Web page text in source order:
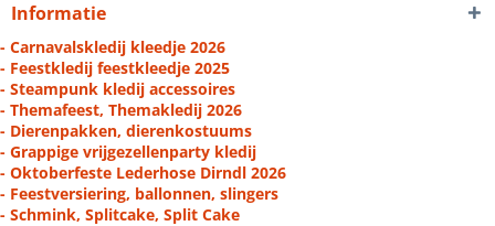
Informatie
- Carnavalskledij kleedje 2026
- Feestkledij feestkleedje 2025
- Steampunk kledij accessoires
- Themafeest, Themakledij 2026
- Dierenpakken, dierenkostuums
- Grappige vrijgezellenparty kledij
- Oktoberfeste Lederhose Dirndl 2026
- Feestversiering, ballonnen, slingers
- Schmink, Splitcake, Split Cake